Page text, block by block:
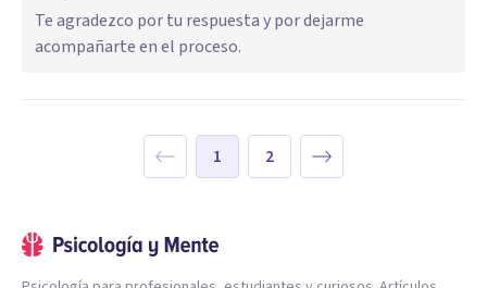
Te agradezco por tu respuesta y por dejarme
acompañarte en el proceso.
1 2